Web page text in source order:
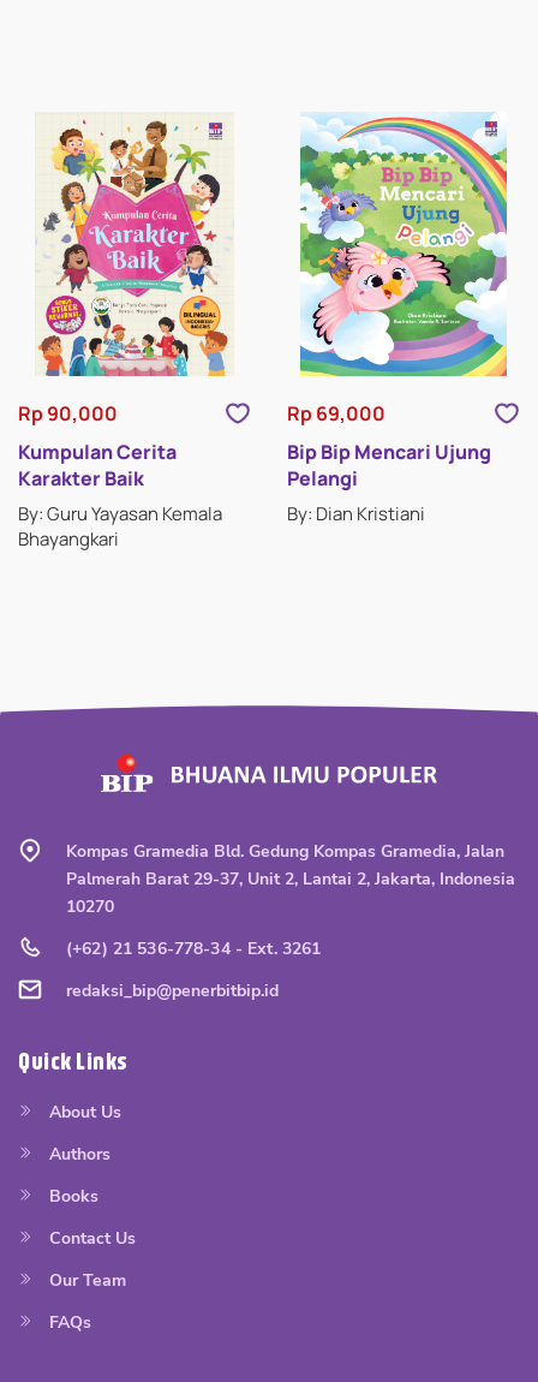
Rp 90,000
Kumpulan Cerita
Karakter Baik
By: Guru Yayasan Kemala
Bhayangkari
Rp 69,000
Bip Bip Mencari Ujung
Pelangi
By: Dian Kristiani
Kompas Gramedia Bld. Gedung Kompas Gramedia, Jalan
Palmerah Barat 29-37, Unit 2, Lantai 2, Jakarta, Indonesia
10270
(+62) 21 536-778-34 - Ext. 3261
redaksi_bip@penerbitbip.id
Quick Links
About Us
Authors
Books
Contact Us
Our Team
FAQs